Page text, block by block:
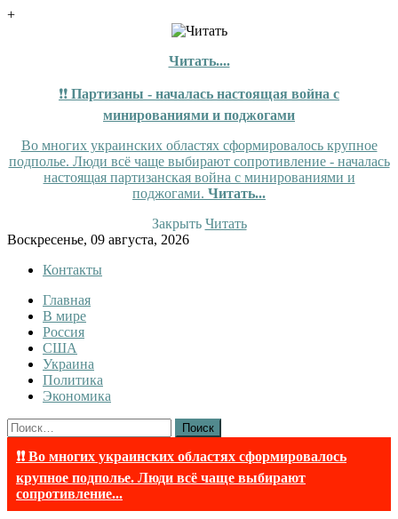
+
Читать....
❗❗ Партизаны - началась настоящая война с
минированиями и поджогами
Во многих украинских областях сформировалось крупное
подполье. Люди всё чаще выбирают сопротивление - началась
настоящая партизанская война с минированиями и
поджогами. Читать...
Закрыть Читать
Skip
content
Воскресенье, 09 августа, 2026
Контакты
InfoRuss
InfoRuss — Новости
Главная
В мире
Россия
США
Украина
Политика
Экономика
Найти:
❗❗ Во многих украинских областях сформировалось
крупное подполье. Люди всё чаще выбирают
сопротивление...